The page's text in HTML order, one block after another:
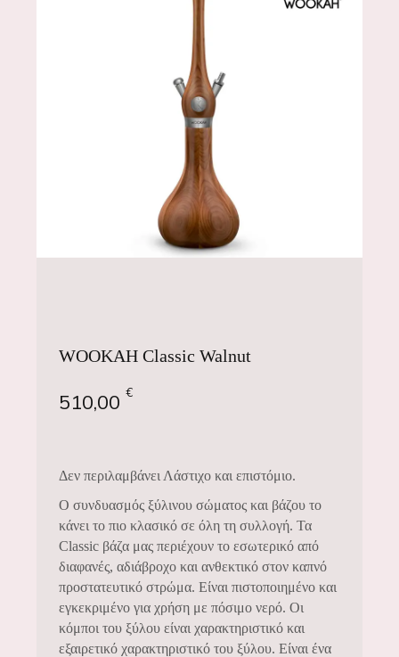
WOOKAH Classic Walnut
510,00€
Δεν περιλαμβάνει Λάστιχο και επιστόμιο.
Ο συνδυασμός ξύλινου σώματος και βάζου το
κάνει το πιο κλασικό σε όλη τη συλλογή. Τα
Classic βάζα μας περιέχουν το εσωτερικό από
διαφανές, αδιάβροχο και ανθεκτικό στον καπνό
προστατευτικό στρώμα. Είναι πιστοποιημένο και
εγκεκριμένο για χρήση με πόσιμο νερό. Οι
κόμποι του ξύλου είναι χαρακτηριστικό και
εξαιρετικό χαρακτηριστικό του ξύλου. Είναι ένα